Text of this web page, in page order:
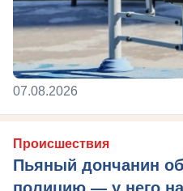
07.08.2026
Происшествия
Пьяный дончанин